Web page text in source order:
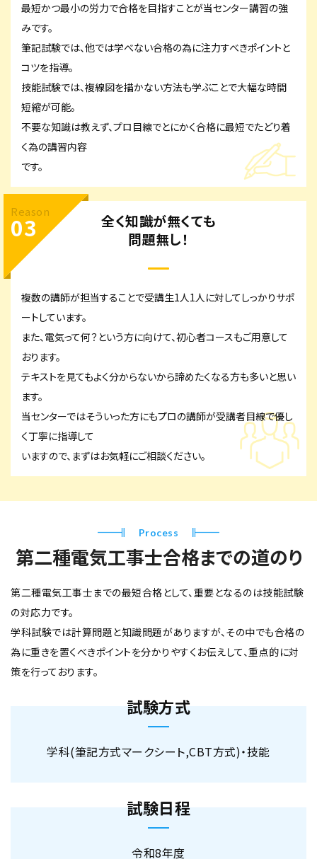
最短かつ最小の労力で合格を目指すことが当センター講習の強
みです。
筆記試験では、他では学べない合格の為に注力すべきポイントと
コツを指導。
技能試験では、複線図を描かない方法も学ぶことで大幅な時間
短縮が可能。
不要な知識は教えず、プロ目線でとにかく合格に最短でたどり着
く為の講習内容
です。
Reason
03
全く知識が無くても
問題無し！
複数の講師が担当することで受講生1人1人に対してしっかりサポ
ートしています。
また、電気って何？という方に向けて、初心者コースもご用意して
おります。
テキストを見てもよく分からないから諦めたくなる方も多いと思い
ます。
当センターではそういった方にもプロの講師が受講者目線で優し
く丁寧に指導して
いますので、まずはお気軽にご相談ください。
Process
第二種電気工事士合格までの道のり
第二種電気工事士までの最短合格として、重要となるのは技能試験
の対応力です。
学科試験では計算問題と知識問題がありますが、その中でも合格の
為に重きを置くべきポイントを分かりやすくお伝えして、重点的に対
策を行っております。
試験方式
学科(筆記方式マークシート,CBT方式)・技能
試験日程
令和8年度